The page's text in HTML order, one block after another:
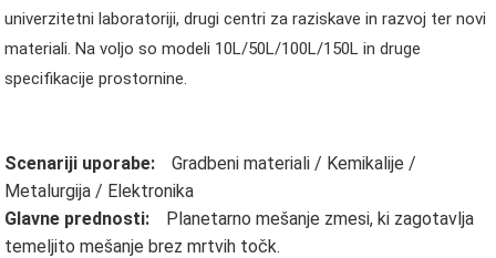
univerzitetni laboratoriji, drugi centri za raziskave in razvoj ter novi
materiali. Na voljo so modeli 10L/50L/100L/150L in druge
specifikacije prostornine.
Scenariji uporabe:
Gradbeni materiali / Kemikalije /
Metalurgija / Elektronika
Glavne prednosti:
Planetarno mešanje zmesi, ki zagotavlja
temeljito mešanje brez mrtvih točk.